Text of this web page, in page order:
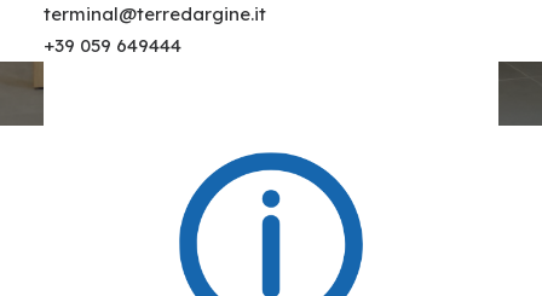
terminal@terredargine.it
+39 059 649444